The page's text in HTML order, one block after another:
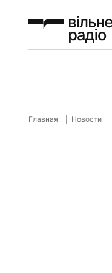
Главная Новости